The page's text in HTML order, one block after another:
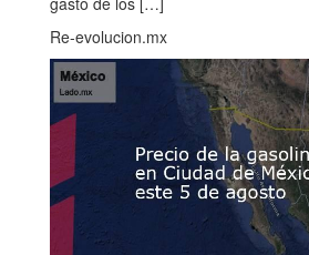
Re-evolucion.mx